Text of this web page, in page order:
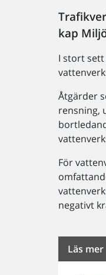
kap
I stort
Åtgärder
rensning,
För
negativt
Läs mer